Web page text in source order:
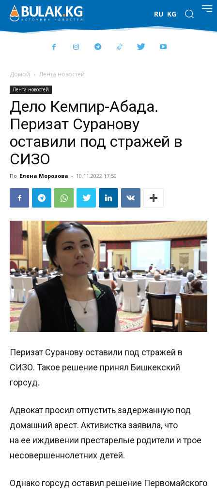
RU KG
Домой Лента новостей
Лента новостей
Дело Кемпир-Абада.
Перизат Суранову
оставили под стражей в
СИЗО
По Елена Морозова - 10.11.2022 17:50
Перизат Суранову оставили под стражей в
СИЗО. Такое решение принял Бишкекский
горсуд.
Адвокат просил отпустить задержанную под
домашний арест. Активистка заявила, что
на ее иждивении престарелые родители и трое
несовершеннолетних детей.
Однако горсуд оставил решение Первомайского